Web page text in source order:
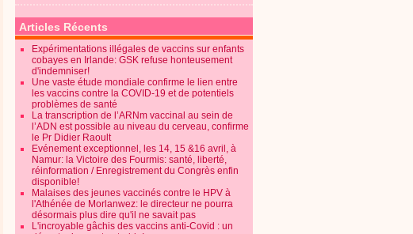
Articles Récents
Expérimentations illégales de vaccins sur enfants
cobayes en Irlande: GSK refuse honteusement
d'indemniser!
Une vaste étude mondiale confirme le lien entre
les vaccins contre la COVID-19 et de potentiels
problèmes de santé
La transcription de l’ARNm vaccinal au sein de
l’ADN est possible au niveau du cerveau, confirme
le Pr Didier Raoult
Evénement exceptionnel, les 14, 15 &16 avril, à
Namur: la Victoire des Fourmis: santé, liberté,
réinformation / Enregistrement du Congrès enfin
disponible!
Malaises des jeunes vaccinés contre le HPV à
l'Athénée de Morlanwez: le directeur ne pourra
désormais plus dire qu'il ne savait pas
L'incroyable gâchis des vaccins anti-Covid : un